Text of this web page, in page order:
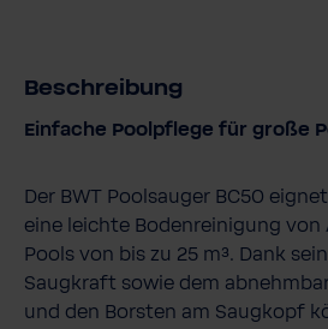
Beschreibung
Einfache Poolpflege für große
Der BWT Poolsauger BC50
eine leichte Bodenreinigung
Pools von bis zu 25 m³. Dank
Saugkraft sowie dem
und den Borsten am Saugkopf